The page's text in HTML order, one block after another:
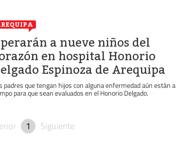
a nueve niños del
en hospital Honorio
Espinoza de Arequipa
padres que tengan hijos con alguna enfermedad aún están a
para que sean evaluados en el Honorio Delgado.
1 Siguiente